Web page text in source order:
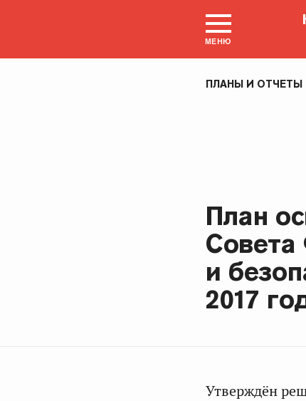
МЕНЮ
ПЛАНЫ И ОТЧЕТЫ
План
и
2017
Утверждён